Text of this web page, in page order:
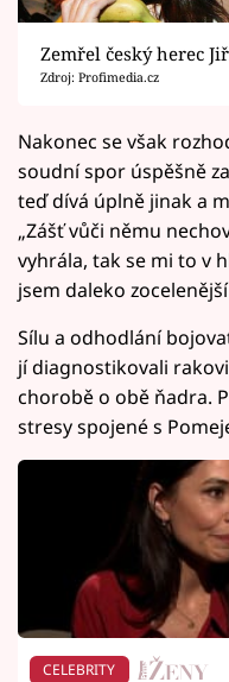
Zemřel český herec
Zdroj: Profimedia.cz
Nakonec se však
soudní spor úspěšně
teď dívá úplně jinak a
„Zášť vůči němu
vyhrála, tak se mi to v
jsem daleko
Sílu a odhodlání
jí diagnostikovali
chorobě o obě ňadra.
stresy spojené s
CELEBRITY